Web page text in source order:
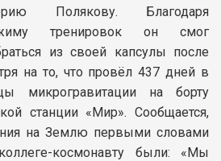
Полякову. Благодаря
тренировок он смог
из своей капсулы после
на то, что провёл 437 дней в
микрогравитации на борту
станции «Мир». Сообщается,
на Землю первыми словами
космонавту были: «Мы